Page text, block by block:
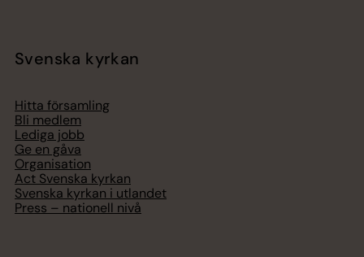
Svenska kyrkan
Hitta församling
Bli medlem
Lediga jobb
Ge en gåva
Organisation
Act Svenska kyrkan
Svenska kyrkan i utlandet
Press – nationell nivå